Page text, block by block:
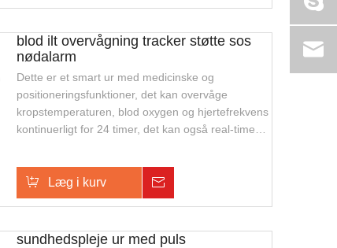
blod ilt overvågning tracker støtte sos
nødalarm
Dette er et smart ur med medicinske og
positioneringsfunktioner, det kan overvåge
kropstemperaturen, blod oxygen og hjertefrekvens
kontinuerligt for 24 timer, det kan også real-time
til udendørs sikkerhedssporing og overvågning af
ældre eller enkeltpersoner.
Læg i kurv
sundhedspleje ur med puls